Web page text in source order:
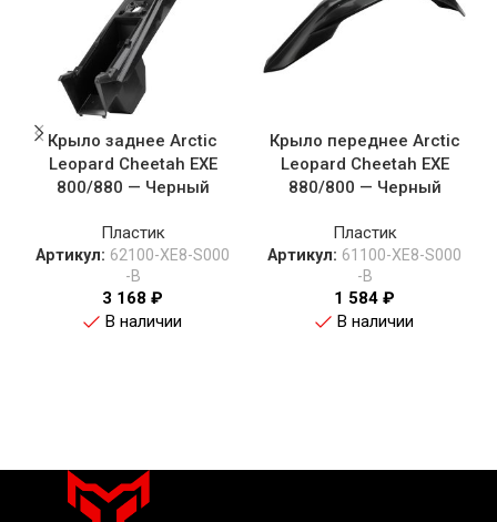
Крыло заднее Arctic
Leopard Cheetah EXE
800/880 — Черный
Пластик
Артикул: 62100-XE8-S000
-B
3 168 ₽
В наличии
Крыло переднее Arctic
Leopard Cheetah EXE
880/800 — Черный
Пластик
Артикул: 61100-XE8-S000
-B
1 584 ₽
В наличии